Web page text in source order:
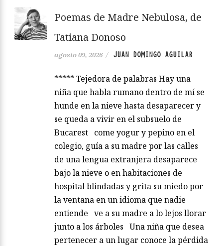
Poemas de Madre Nebulosa, de
Tatiana Donoso
agosto 09, 2026 / JUAN DOMINGO AGUILAR
***** Tejedora de palabras Hay una
niña que habla rumano dentro de mí se
hunde en la nieve hasta desaparecer y
se queda a vivir en el subsuelo de
Bucarest come yogur y pepino en el
colegio, guía a su madre por las calles
de una lengua extranjera desaparece
bajo la nieve o en habitaciones de
hospital blindadas y grita su miedo por
la ventana en un idioma que nadie
entiende ve a su madre a lo lejos llorar
junto a los árboles Una niña que desea
pertenecer a un lugar conoce la pérdida